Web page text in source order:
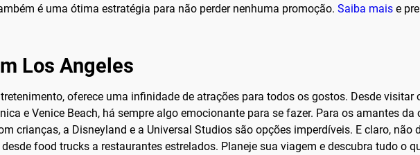
é uma ótima estratégia para não perder nenhuma promoção. Saiba mais e
Los Angeles
oferece uma infinidade de atrações para todos os gostos. Desde visitar
e Venice Beach, há sempre algo emocionante para se fazer. Para os amantes da
crianças, a Disneyland e a Universal Studios são opções imperdíveis. E claro, não
food trucks a restaurantes estrelados. Planeje sua viagem e descubra tudo o